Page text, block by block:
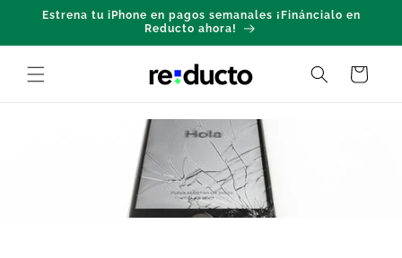
directamente
Estrena tu iPhone en pagos semanales ¡Fináncialo en
Reducto ahora!
Carrito